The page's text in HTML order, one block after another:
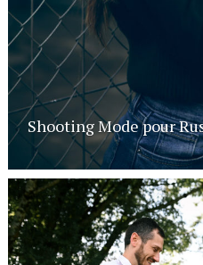
Shooting Mode pour